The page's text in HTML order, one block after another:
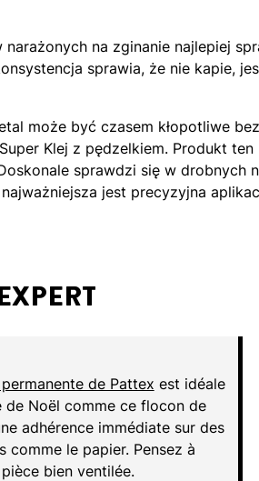
na zginanie najlepiej
sprawia, że nie kapie,
może być czasem kłopotliwe
Klej z pędzelkiem. Produkt
sprawdzi się w drobnych
jest precyzyjna
de Pattex est idéale
de Noël comme ce flocon de
adhérence immédiate sur des
comme le papier. Pensez à
bien ventilée.